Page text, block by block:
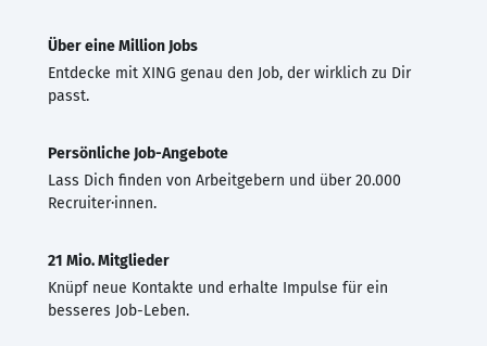
Über eine Million Jobs
Entdecke mit XING genau den Job, der wirklich zu Dir
passt.
Persönliche Job-Angebote
Lass Dich finden von Arbeitgebern und über 20.000
Recruiter·innen.
21 Mio. Mitglieder
Knüpf neue Kontakte und erhalte Impulse für ein
besseres Job-Leben.